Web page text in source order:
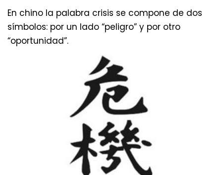
En chino la palabra crisis se compone de dos
símbolos: por un lado “peligro” y por otro
“oportunidad”.